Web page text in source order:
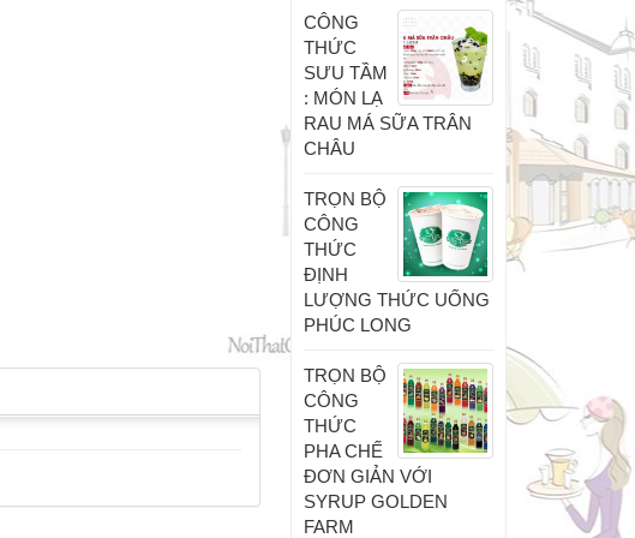
CÔNG
THỨC
SƯU TẦM
: MÓN LẠ
RAU MÁ SỮA TRÂN
CHÂU
TRỌN BỘ
CÔNG
THỨC
ĐỊNH
LƯỢNG THỨC UỐNG
PHÚC LONG
TRỌN BỘ
CÔNG
THỨC
PHA CHẾ
ĐƠN GIẢN VỚI
SYRUP GOLDEN
FARM